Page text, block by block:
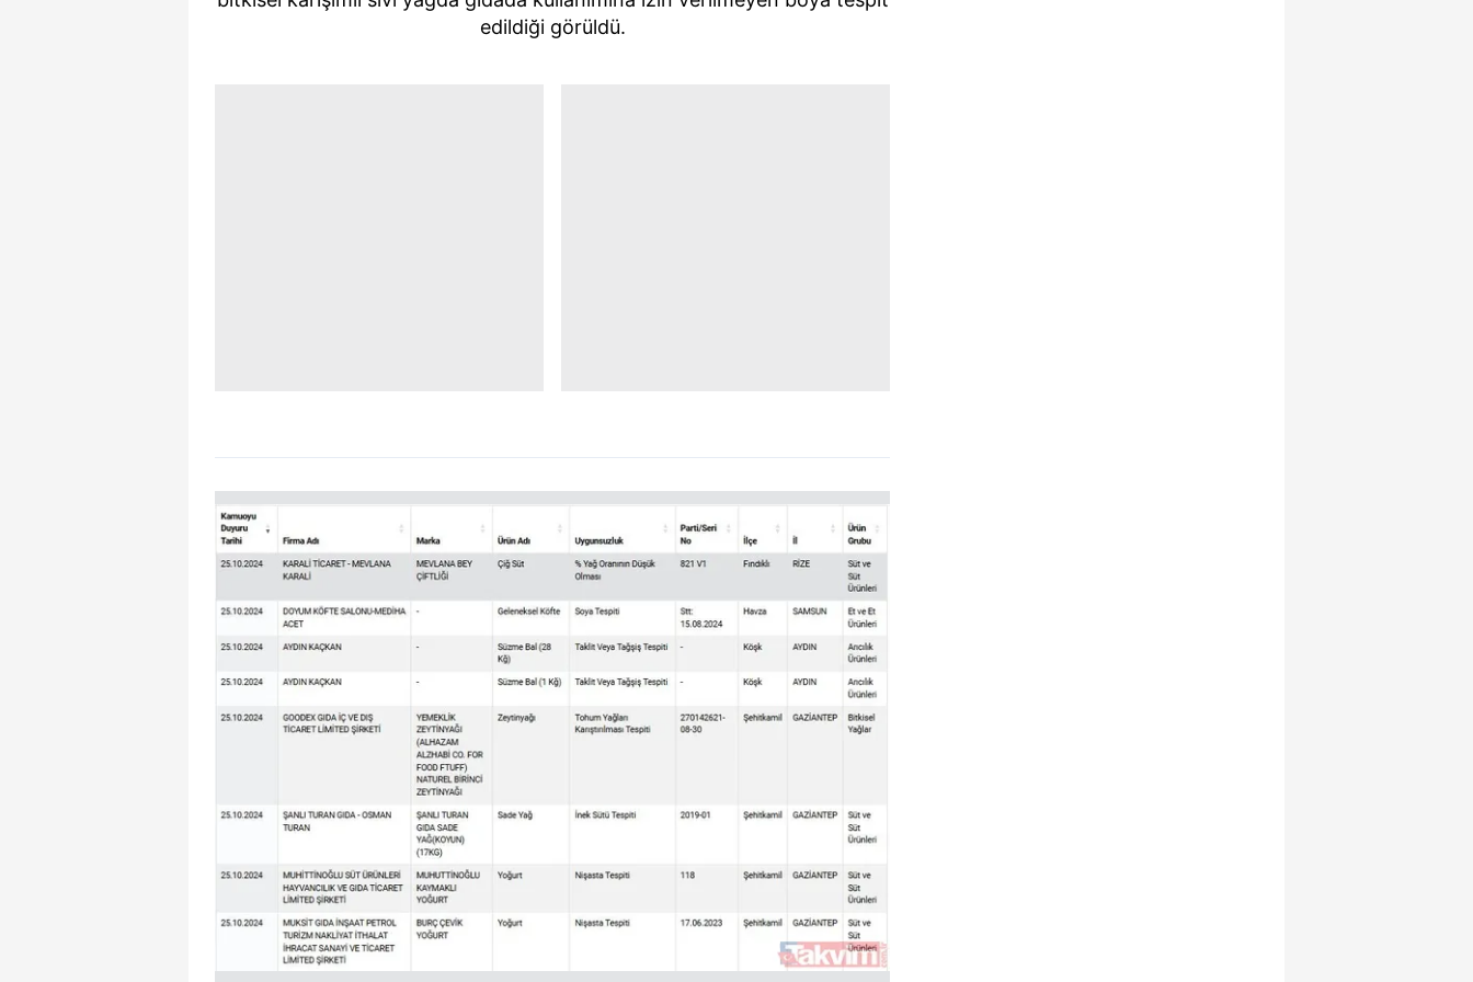
mevzuata uygun olarak kullanılan çerezlerle ilgili bilgi almak için lütfen
tıklayınız
edildiği görüldü.